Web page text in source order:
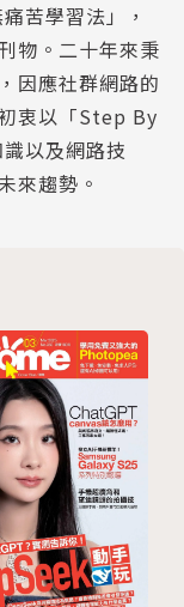
關鍵指標
筆電到底哪裡
7
級篇）
苦學習法」，
物。二十年來秉
因應社群網路的
衷以「Step By
以及網路技
來趨勢。